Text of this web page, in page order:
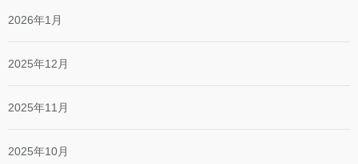
2026年1月
2025年12月
2025年11月
2025年10月